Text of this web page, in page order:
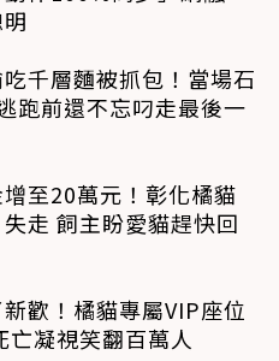
千層麵被抓包！當場石
跑前還不忘叼走最後一
至20萬元！彰化橘貓
失走 飼主盼愛貓趕快回
歡！橘貓專屬VIP座位
亡凝視笑翻百萬人